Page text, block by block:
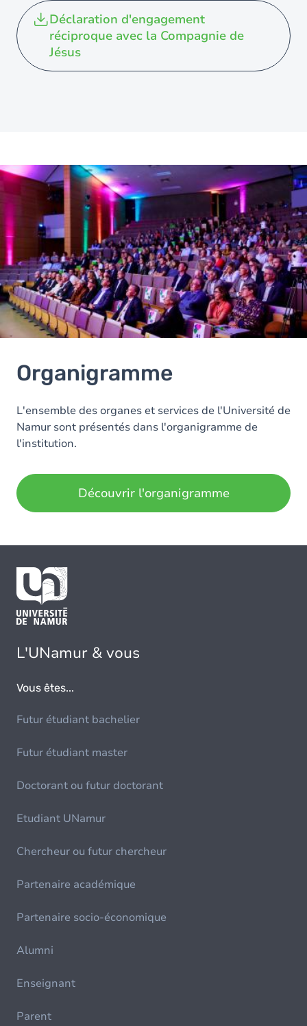
Déclaration d'engagement
réciproque avec la Compagnie de
Jésus
Image
Organigramme
L'ensemble des organes et services de l'Université de
Namur sont présentés dans l'organigramme de
l'institution.
Découvrir l'organigramme
L'UNamur & vous
Vous êtes...
Futur étudiant bachelier
Futur étudiant master
Doctorant ou futur doctorant
Etudiant UNamur
Chercheur ou futur chercheur
Partenaire académique
Partenaire socio-économique
Alumni
Enseignant
Parent